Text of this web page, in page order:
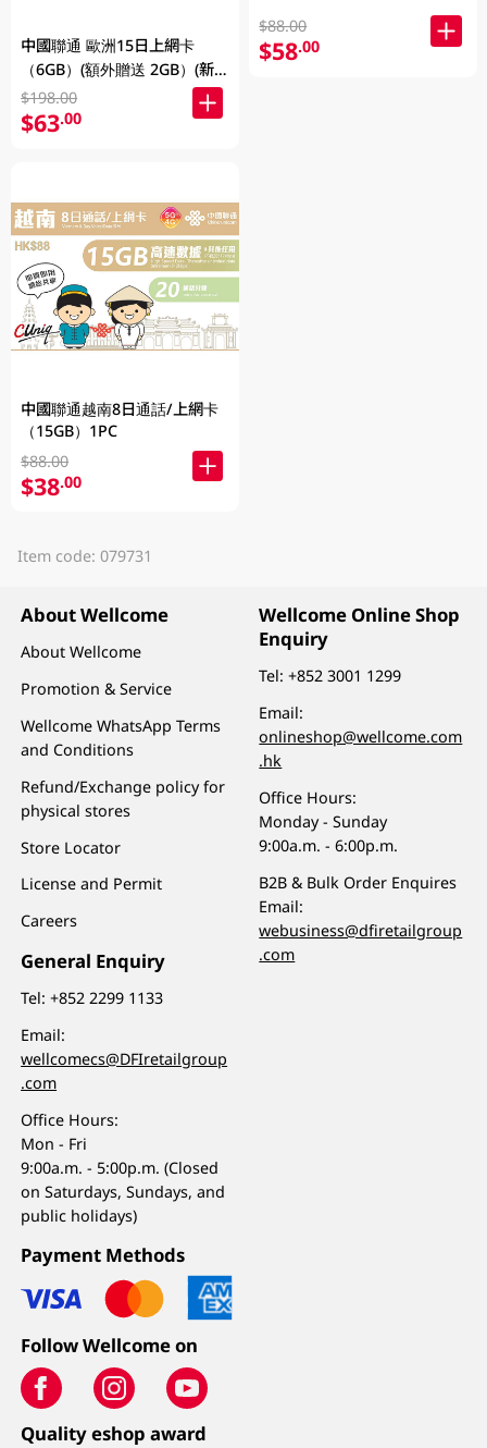
中國聯通 歐洲15日上網卡
（6GB）(額外贈送 2GB）(新
舊包裝隨機發貨)
$198.00
$63.00
中國聯通越南8日通話/上網卡
（15GB）1PC
$88.00
$38.00
$88.00
$58.00
Item code: 079731
About Wellcome
About Wellcome
Promotion & Service
Wellcome WhatsApp Terms
and Conditions
Refund/Exchange policy for
physical stores
Store Locator
License and Permit
Careers
General Enquiry
Tel:+852 2299 1133
Email:
wellcomecs@DFIretailgroup
.com
Office Hours:
Mon - Fri
9:00a.m. - 5:00p.m. (Closed
on Saturdays, Sundays, and
public holidays)
Wellcome Online Shop
Enquiry
Tel:+852 3001 1299
Email:
onlineshop@wellcome.com
.hk
Office Hours:
Monday - Sunday
9:00a.m. - 6:00p.m.
B2B & Bulk Order Enquires
Email:
webusiness@dfiretailgroup
.com
Payment Methods
Follow Wellcome on
Quality eshop award